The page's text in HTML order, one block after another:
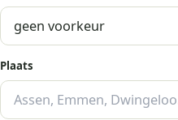
Plaats